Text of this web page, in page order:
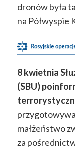
dronów była
na Półwyspie
8 kwietnia
(SBU)
małżeństwo
za